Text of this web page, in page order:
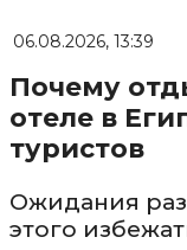
06.08.2026, 13:39
Почему
отеле в
туристов
Ожидания
этого